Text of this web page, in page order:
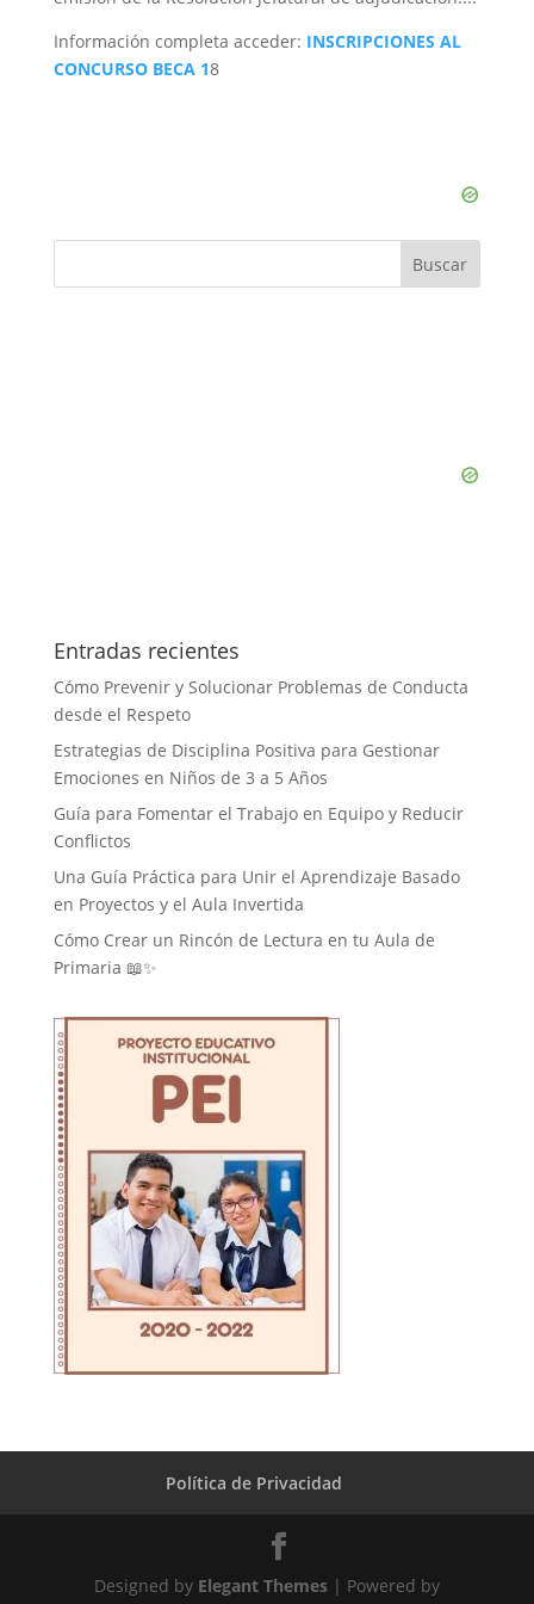
y
e
Información completa acceder: INSCRIPCIONES AL
CONCURSO BECA 18
Entradas recientes
Cómo Prevenir y Solucionar Problemas de Conducta
desde el Respeto
Estrategias de Disciplina Positiva para Gestionar
Emociones en Niños de 3 a 5 Años
Guía para Fomentar el Trabajo en Equipo y Reducir
Conflictos
Una Guía Práctica para Unir el Aprendizaje Basado
en Proyectos y el Aula Invertida
Cómo Crear un Rincón de Lectura en tu Aula de
Primaria 📖✨
Política de Privacidad
Designed by Elegant Themes| Powered by